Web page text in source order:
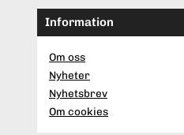
Information
Om oss
Nyheter
Nyhetsbrev
Om cookies